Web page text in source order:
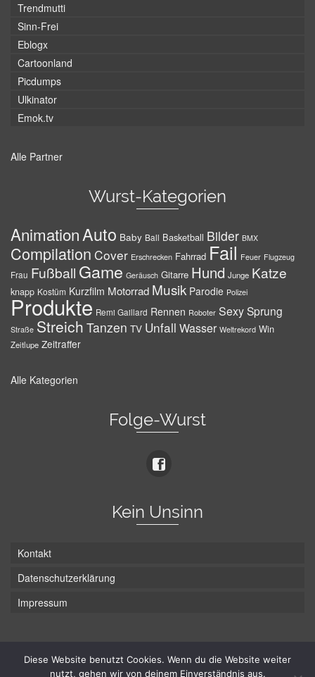
Trendmutti
Sinn-Frei
Eblogx
Cartoonland
Picdumps
Ulkinator
Emok.tv
Alle Partner
Wurst-Kategorien
AnimationAuto Baby Ball Basketball Bilder BMX
Compilation Cover Erschrecken Fahrrad Fail Feuer Flugzeug
Frau Fußball Game Geräusch Gitarre Hund Junge Katze
knapp Kostüm Kurzfilm Motorrad Musik Parodie Polizei
Produkte Remi Gaillard Rennen Roboter SexySprung
Straße Streich Tanzen TV Unfall Wasser Weltrekord Win
Zeitlupe Zeitraffer
Alle Kategorien
Folge-Wurst
Kein Unsinn
Kontakt
Datenschutzerklärung
Impressum
Diese Website benutzt Cookies. Wenn du die Website weiter
nutzt, gehen wir von deinem Einverständnis aus.